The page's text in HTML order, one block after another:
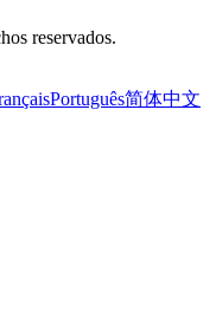
reservados.
Português简体中文